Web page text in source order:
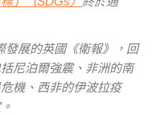
發展的英國《衛報》， 回
尼泊爾強震、非洲的南
機、西非的伊波拉疫